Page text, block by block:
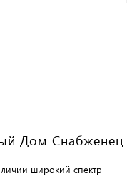
Дом Снабженец
широкий спектр